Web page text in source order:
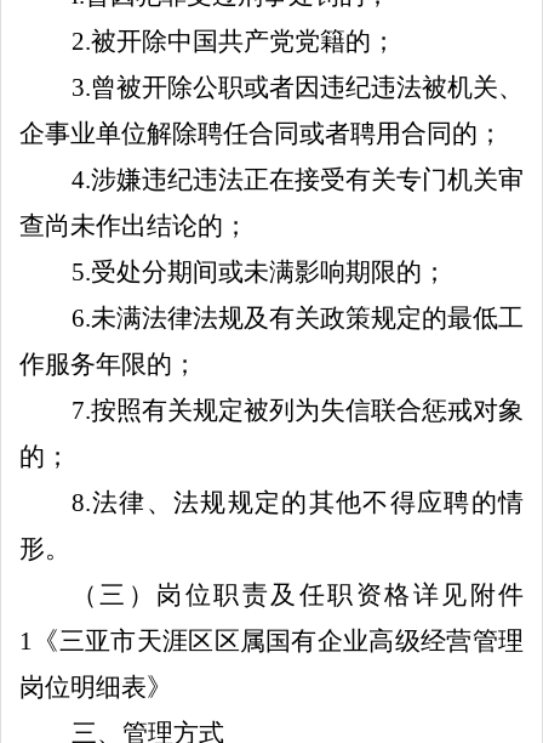
2.被开除中国共产党党籍的；
3.曾被开除公职或者因违纪违法被机关、
企事业单位解除聘任合同或者聘用合同的；
4.涉嫌违纪违法正在接受有关专门机关审
查尚未作出结论的；
5.受处分期间或未满影响期限的；
6.未满法律法规及有关政策规定的最低工
作服务年限的；
7.按照有关规定被列为失信联合惩戒对象
的 ；
8.法律、法规规定的其他不得应聘的情
形。
（三）岗位职责及任职资格详见附件
1
《三亚市天涯区区属国有企业高级经营管理
岗位明细表》
三、管理方式